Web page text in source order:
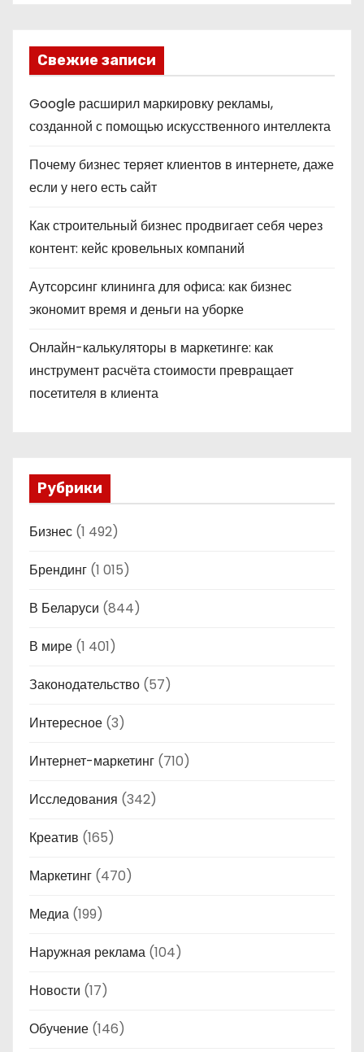
Свежие записи
Google расширил маркировку рекламы,
созданной с помощью искусственного интеллекта
Почему бизнес теряет клиентов в интернете, даже
если у него есть сайт
Как строительный бизнес продвигает себя через
контент: кейс кровельных компаний
Аутсорсинг клининга для офиса: как бизнес
экономит время и деньги на уборке
Онлайн-калькуляторы в маркетинге: как
инструмент расчёта стоимости превращает
посетителя в клиента
Рубрики
Бизнес (1 492)
Брендинг (1 015)
В Беларуси (844)
В мире (1 401)
Законодательство (57)
Интересное (3)
Интернет-маркетинг (710)
Исследования (342)
Креатив (165)
Маркетинг (470)
Медиа (199)
Наружная реклама (104)
Новости (17)
Обучение (146)